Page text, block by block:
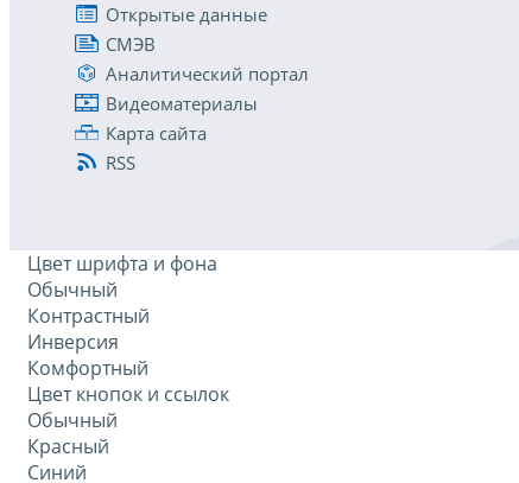
Открытые данные
СМЭВ
Аналитический портал
Видеоматериалы
Карта сайта
RSS
Цвет шрифта и фона
Обычный
Контрастный
Инверсия
Комфортный
Цвет кнопок и ссылок
Обычный
Красный
Синий